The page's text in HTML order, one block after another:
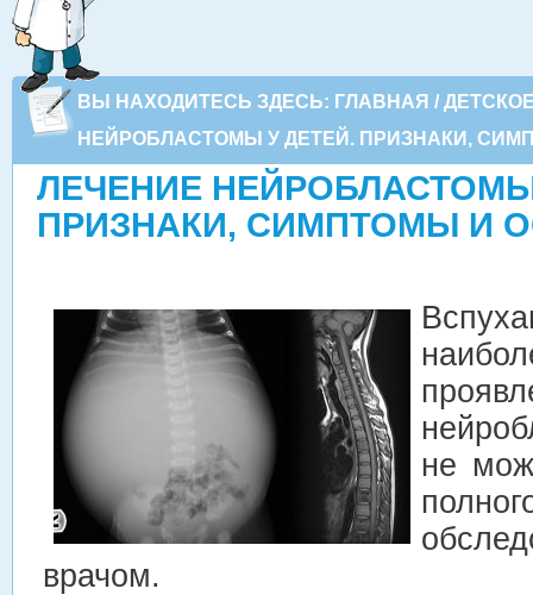
ВЫ НАХОДИТЕСЬ ЗДЕСЬ: ГЛАВНАЯ /
НЕЙРОБЛАСТОМЫ У ДЕТЕЙ. ПРИЗНАКИ,
ЛЕЧЕНИЕ
ПРИЗНАКИ, СИМПТОМЫ И
не
врачом.